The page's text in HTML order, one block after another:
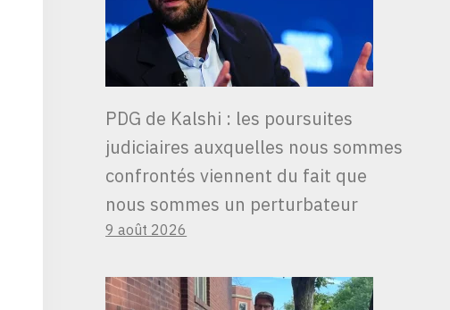
PDG de Kalshi : les poursuites
judiciaires auxquelles nous sommes
confrontés viennent du fait que
nous sommes un perturbateur
9 août 2026